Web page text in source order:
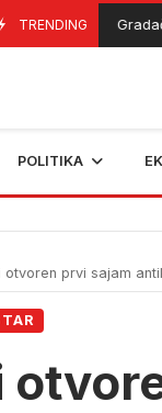
TRENDING
06/08/2026
POLITIKA
otvoren prvi sajam